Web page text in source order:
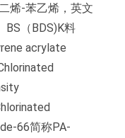
烯-苯乙烯，英文
（BDS)K料
acrylate
66简称PA-